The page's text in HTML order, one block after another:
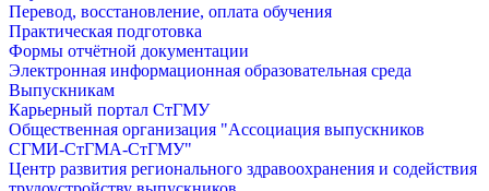
Перевод, восстановление, оплата обучения
Практическая подготовка
Формы отчётной документации
Электронная информационная образовательная среда
Выпускникам
Карьерный портал СтГМУ
Общественная организация "Ассоциация выпускников
СГМИ-СтГМА-СтГМУ"
Центр развития регионального здравоохранения и содействия